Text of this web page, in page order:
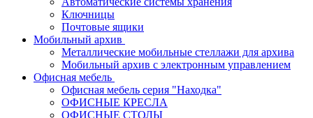
Ключницы
Почтовые ящики
Мобильный архив
Металлические мобильные стеллажи для архива
Мобильный архив с электронным управлением
Офисная мебель
Офисная мебель серия "Находка"
ОФИСНЫЕ КРЕСЛА
ОФИСНЫЕ СТОЛЫ